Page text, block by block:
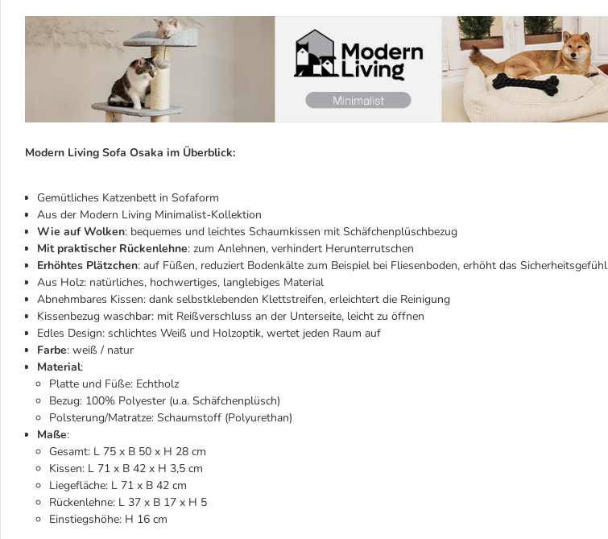
Modern Living Sofa Osaka im Überblick:
Gemütliches Katzenbett in Sofaform
Aus der Modern Living Minimalist-Kollektion
Wie auf Wolken: bequemes und leichtes Schaumkissen mit Schäfchenplüschbezug
Mit praktischer Rückenlehne: zum Anlehnen, verhindert Herunterrutschen
Erhöhtes Plätzchen: auf Füßen, reduziert Bodenkälte zum Beispiel bei Fliesenboden, erhöht das Sicherheitsgefühl
Aus Holz: natürliches, hochwertiges, langlebiges Material
Abnehmbares Kissen: dank selbstklebenden Klettstreifen, erleichtert die Reinigung
Kissenbezug waschbar: mit Reißverschluss an der Unterseite, leicht zu öffnen
Edles Design: schlichtes Weiß und Holzoptik, wertet jeden Raum auf
Farbe: weiß / natur
Material:
Platte und Füße: Echtholz
Bezug: 100% Polyester (u.a. Schäfchenplüsch)
Polsterung/Matratze: Schaumstoff (Polyurethan)
Maße:
Gesamt: L 75 x B 50 x H 28 cm
Kissen: L 71 x B 42 x H 3,5 cm
Liegefläche: L 71 x B 42 cm
Rückenlehne: L 37 x B 17 x H 5
Einstiegshöhe: H 16 cm